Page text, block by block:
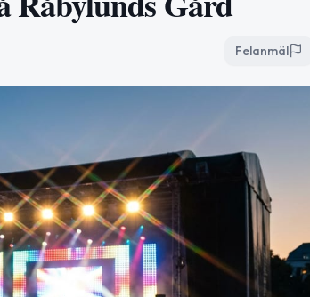
Felanmäl